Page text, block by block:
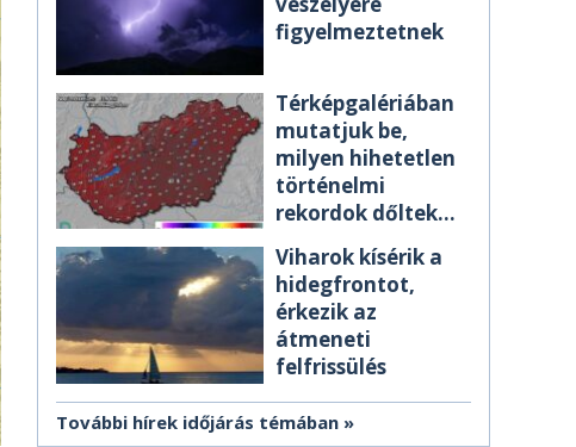
figyelmeztetnek
Térképgalériában
mutatjuk be,
milyen hihetetlen
történelmi
rekordok dőltek
Viharok kísérik a
hidegfrontot,
érkezik az
átmeneti
felfrissülés
További hírek időjárás témában